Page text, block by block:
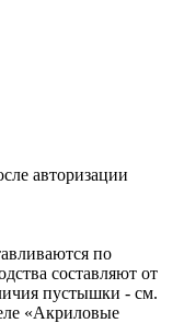
авторизации
по
составляют от
пустышки - см.
«Акриловые